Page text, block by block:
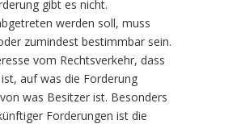
gibt es nicht.
werden soll, muss
zumindest bestimmbar sein.
vom Rechtsverkehr, dass
auf was die Forderung
was Besitzer ist. Besonders
Forderungen ist die